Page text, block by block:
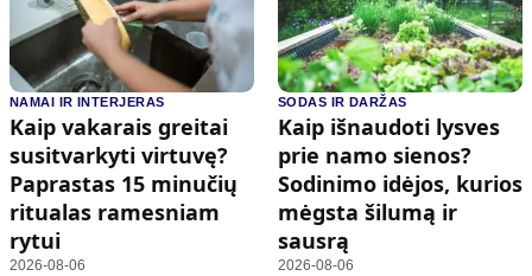
NAMAI IR INTERJERAS
Kaip vakarais greitai
susitvarkyti virtuvę?
Paprastas 15 minučių
ritualas ramesniam
rytui
2026-08-06
SODAS IR DARŽAS
Kaip išnaudoti lysves
prie namo sienos?
Sodinimo idėjos, kurios
mėgsta šilumą ir
sausrą
2026-08-06